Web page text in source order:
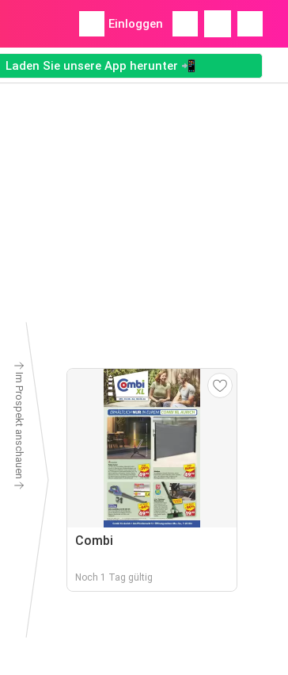
Einloggen
Laden Sie unsere App herunter 📲
Im Prospekt anschauen
Combi
Noch 1 Tag gültig